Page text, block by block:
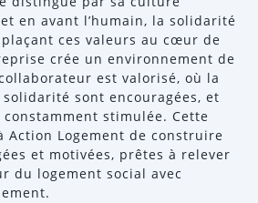
en avant l’humain, la solidarité
ces valeurs au cœur de
crée un environnement de
est valorisé, où la
sont encouragées, et
stimulée. Cette
Action Logement de construire
et motivées, prêtes à relever
du logement social avec